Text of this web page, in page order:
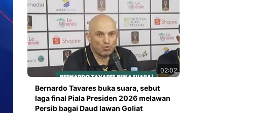
02:02
Bernardo Tavares buka suara, sebut
laga final Piala Presiden 2026 melawan
Persib bagai Daud lawan Goliat